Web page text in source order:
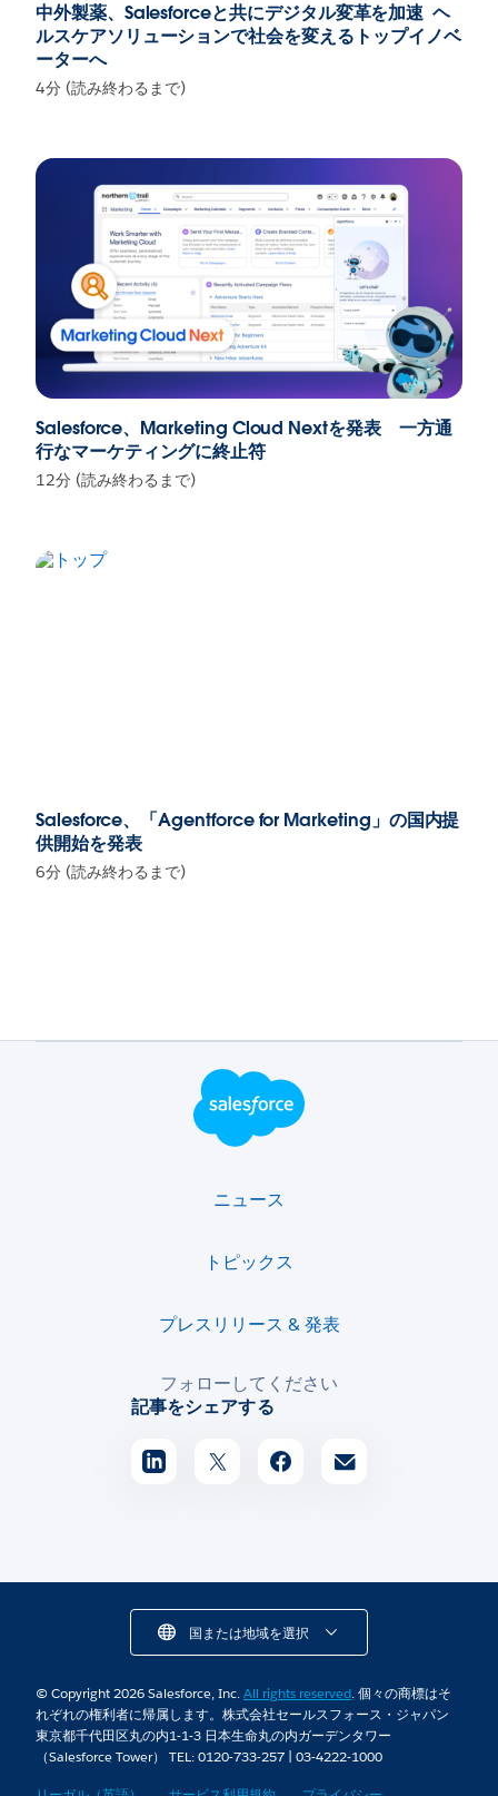
中外製薬、Salesforceと共にデジタル変革を加速 ヘ
ルスケアソリューションで社会を変えるトップイノベ
ーターへ
4分 (読み終わるまで)
Salesforce、Marketing Cloud Nextを発表 一方通
行なマーケティングに終止符
12分 (読み終わるまで)
Salesforce、「Agentforce for Marketing」の国内提
供開始を発表
6分 (読み終わるまで)
フッター・ロゴ
ニュース
トピックス
プレスリリース & 発表
フォローしてください
記事をシェアする
国または地域を選択
© Copyright 2026 Salesforce, Inc.All rights reserved. 個々の商標はそ
れぞれの権利者に帰属します。株式会社セールスフォース・ジャパン
東京都千代田区丸の内1-1-3 日本生命丸の内ガーデンタワー
（Salesforce Tower） TEL: 0120-733-257 | 03-4222-1000